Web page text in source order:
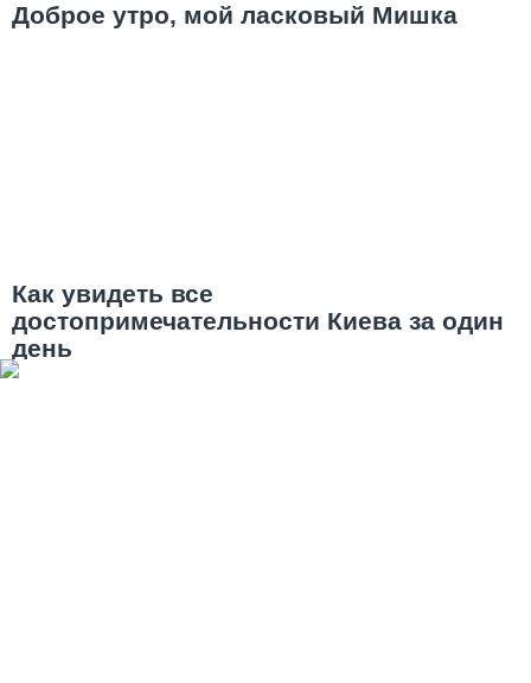
Доброе утро, мой ласковый Мишка
Как увидеть все
достопримечательности Киева за один
день